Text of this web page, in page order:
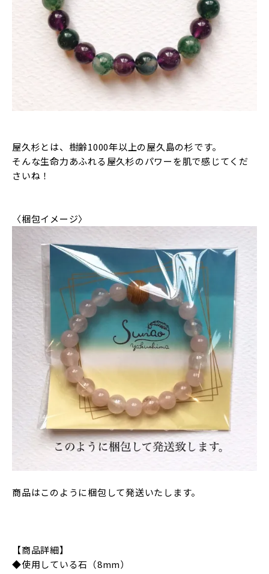
屋久杉とは、樹齢1000年以上の屋久島の杉です。
そんな生命力あふれる屋久杉のパワーを肌で感じてくだ
さいね！
〈梱包イメージ〉
商品はこのように梱包して発送いたします。
【商品詳細】
◆使用している石（8mm）